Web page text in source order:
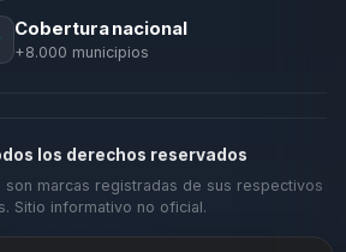
Cobertura nacional
+8.000 municipios
los derechos reservados
marcas registradas de sus respectivos
Sitio informativo no oficial.